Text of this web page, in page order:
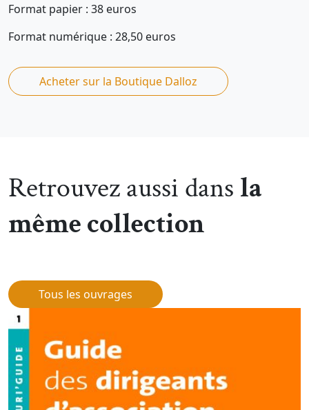
Format papier : 38 euros
Format numérique : 28,50 euros
Acheter sur la Boutique Dalloz
Retrouvez aussi dans la
même collection
Tous les ouvrages